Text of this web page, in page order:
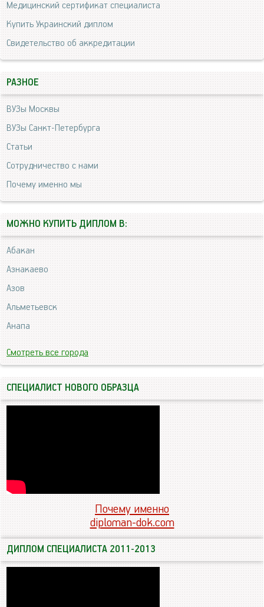
Медицинский сертификат специалиста
Купить Украинский диплом
Свидетельство об аккредитации
РАЗНОЕ
ВУЗы Москвы
ВУЗы Санкт-Петербурга
Статьи
Сотрудничество с нами
Почему именно мы
МОЖНО КУПИТЬ ДИПЛОМ В:
Абакан
Азнакаево
Азов
Альметьевск
Анапа
Смотреть все города
СПЕЦИАЛИСТ НОВОГО ОБРАЗЦА
Почему именно
diploman-dok.com
ДИПЛОМ СПЕЦИАЛИСТА 2011-2013